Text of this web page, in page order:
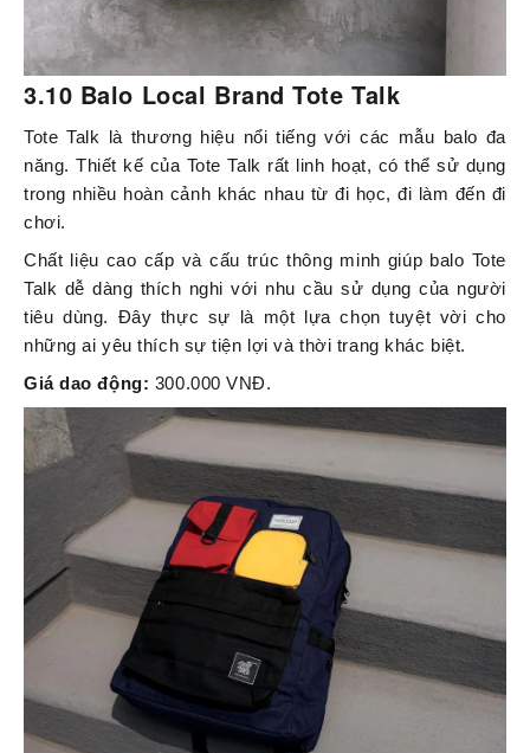
3.10 Balo Local Brand Tote Talk
Tote Talk là thương hiệu nổi tiếng với các mẫu balo đa
năng. Thiết kế của Tote Talk rất linh hoạt, có thể sử dụng
trong nhiều hoàn cảnh khác nhau từ đi học, đi làm đến đi
chơi.
Chất liệu cao cấp và cấu trúc thông minh giúp balo Tote
Talk dễ dàng thích nghi với nhu cầu sử dụng của người
tiêu dùng. Đây thực sự là một lựa chọn tuyệt vời cho
những ai yêu thích sự tiện lợi và thời trang khác biệt.
Giá dao động: 300.000 VNĐ.